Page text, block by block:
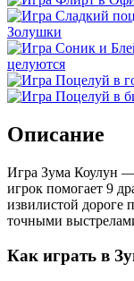
Золушки
целуются
Описание
Игра Зума Коулун —
игрок помогает 9
извилистой дороге
точными
Как играть в